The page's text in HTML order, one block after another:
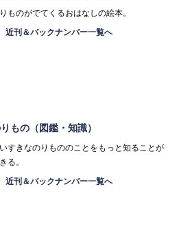
ものがでてくるおはなしの絵本。
近刊＆バックナンバー一覧へ
もの（図鑑・知識）
すきなのりもののことをもっと知ることが
る。
近刊＆バックナンバー一覧へ